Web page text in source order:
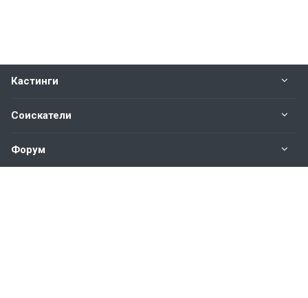
Кастинги
Соискатели
Форум